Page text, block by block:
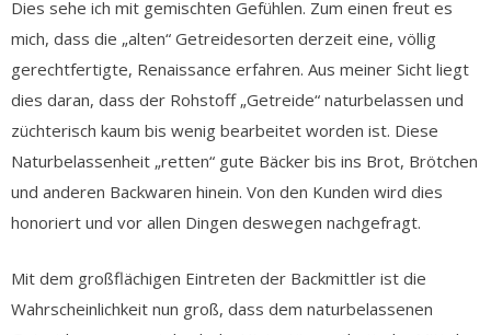
Dies sehe ich mit gemischten Gefühlen. Zum einen freut es
mich, dass die „alten“ Getreidesorten derzeit eine, völlig
gerechtfertigte, Renaissance erfahren. Aus meiner Sicht liegt
dies daran, dass der Rohstoff „Getreide“ naturbelassen und
züchterisch kaum bis wenig bearbeitet worden ist. Diese
Naturbelassenheit „retten“ gute Bäcker bis ins Brot, Brötchen
und anderen Backwaren hinein. Von den Kunden wird dies
honoriert und vor allen Dingen deswegen nachgefragt.
Mit dem großflächigen Eintreten der Backmittler ist die
Wahrscheinlichkeit nun groß, dass dem naturbelassenen